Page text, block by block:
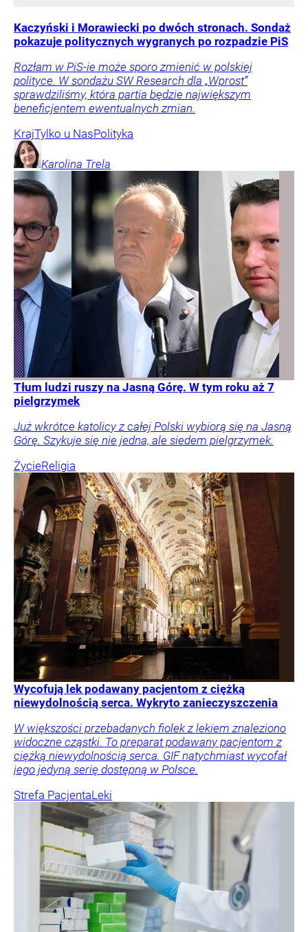
Kaczyński i Morawiecki po dwóch stronach. Sondaż
pokazuje politycznych wygranych po rozpadzie PiS
Rozłam w PiS-ie może sporo zmienić w polskiej
polityce. W sondażu SW Research dla „Wprost”
sprawdziliśmy, która partia będzie największym
beneficjentem ewentualnych zmian.
KrajTylko u NasPolityka
Karolina Trela
Tłum ludzi ruszy na Jasną Górę. W tym roku aż 7
pielgrzymek
Już wkrótce katolicy z całej Polski wybiorą się na Jasną
Górę. Szykuje się nie jedna, ale siedem pielgrzymek.
ŻycieReligia
Wycofują lek podawany pacjentom z ciężką
niewydolnością serca. Wykryto zanieczyszczenia
W większości przebadanych fiolek z lekiem znaleziono
widoczne cząstki. To preparat podawany pacjentom z
ciężką niewydolnością serca. GIF natychmiast wycofał
jego jedyną serię dostępną w Polsce.
Strefa PacjentaLeki